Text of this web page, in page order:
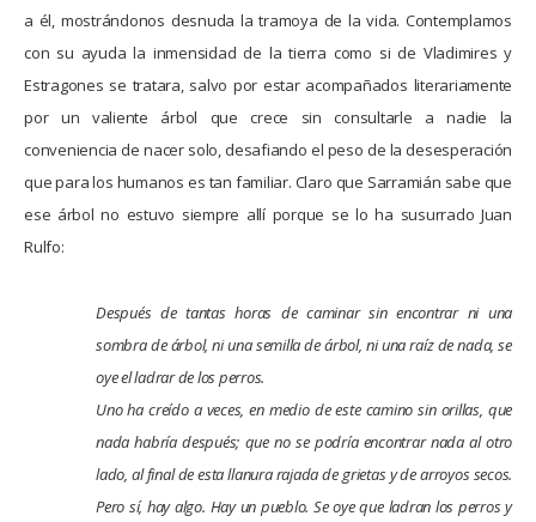
a él, mostrándonos desnuda la tramoya de la vida. Contemplamos
con su ayuda la inmensidad de la tierra como si de Vladimires y
Estragones se tratara, salvo por estar acompañados literariamente
por un valiente árbol que crece sin consultarle a nadie la
conveniencia de nacer solo, desafiando el peso de la desesperación
que para los humanos es tan familiar. Claro que Sarramián sabe que
ese árbol no estuvo siempre allí porque se lo ha susurrado Juan
Rulfo:
Después de tantas horas de caminar sin encontrar ni una
sombra de árbol, ni una semilla de árbol, ni una raíz de nada, se
oye el ladrar de los perros.
Uno ha creído a veces, en medio de este camino sin orillas, que
nada habría después; que no se podría encontrar nada al otro
lado, al final de esta llanura rajada de grietas y de arroyos secos.
Pero sí, hay algo. Hay un pueblo. Se oye que ladran los perros y